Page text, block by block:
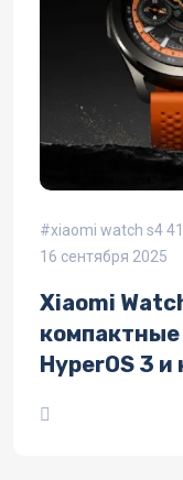
xiaomi watch s4
16 сентября 2025
Xiaomi
компактные
HyperOS 3 и